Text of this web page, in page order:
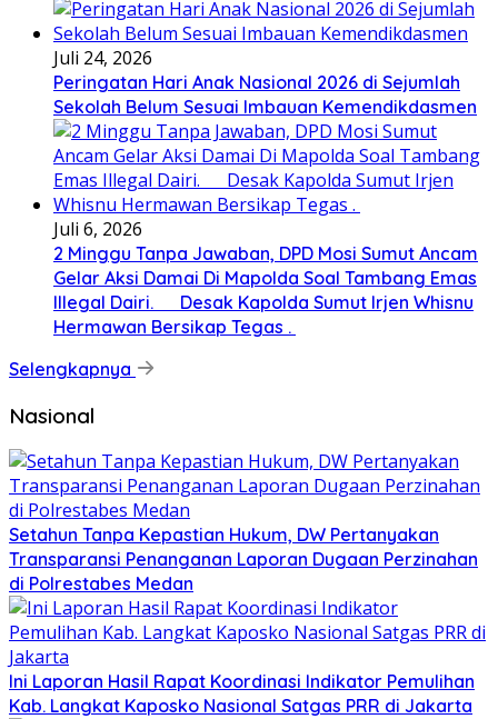
Juli 24, 2026
Peringatan Hari Anak Nasional 2026 di Sejumlah
Sekolah Belum Sesuai Imbauan Kemendikdasmen
Juli 6, 2026
2 Minggu Tanpa Jawaban, DPD Mosi Sumut Ancam
Gelar Aksi Damai Di Mapolda Soal Tambang Emas
Illegal Dairi. Desak Kapolda Sumut Irjen Whisnu
Hermawan Bersikap Tegas .
Selengkapnya
Nasional
Setahun Tanpa Kepastian Hukum, DW Pertanyakan
Transparansi Penanganan Laporan Dugaan Perzinahan
di Polrestabes Medan
Ini Laporan Hasil Rapat Koordinasi Indikator Pemulihan
Kab. Langkat Kaposko Nasional Satgas PRR di Jakarta